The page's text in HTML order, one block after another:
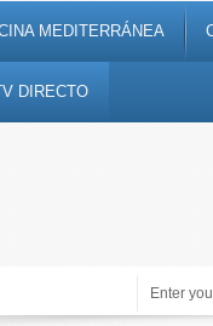
MEDITERRÁNEA
DIRECTO
Noticias, debates, fiestas,